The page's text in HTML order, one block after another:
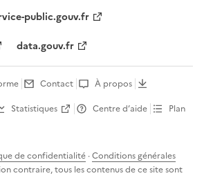
public.gouv.fr
data.gouv.fr
Contact
À propos
Statistiques Centre d’aide
Plan
de confidentialité ·Conditions générales
contraire, tous les contenus de ce site sont